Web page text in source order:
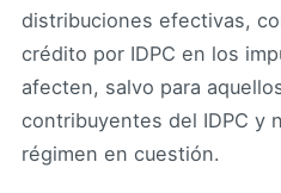
distribuciones efectivas,
crédito por IDPC en los
afecten, salvo para
contribuyentes del IDPC y
régimen en cuestión.